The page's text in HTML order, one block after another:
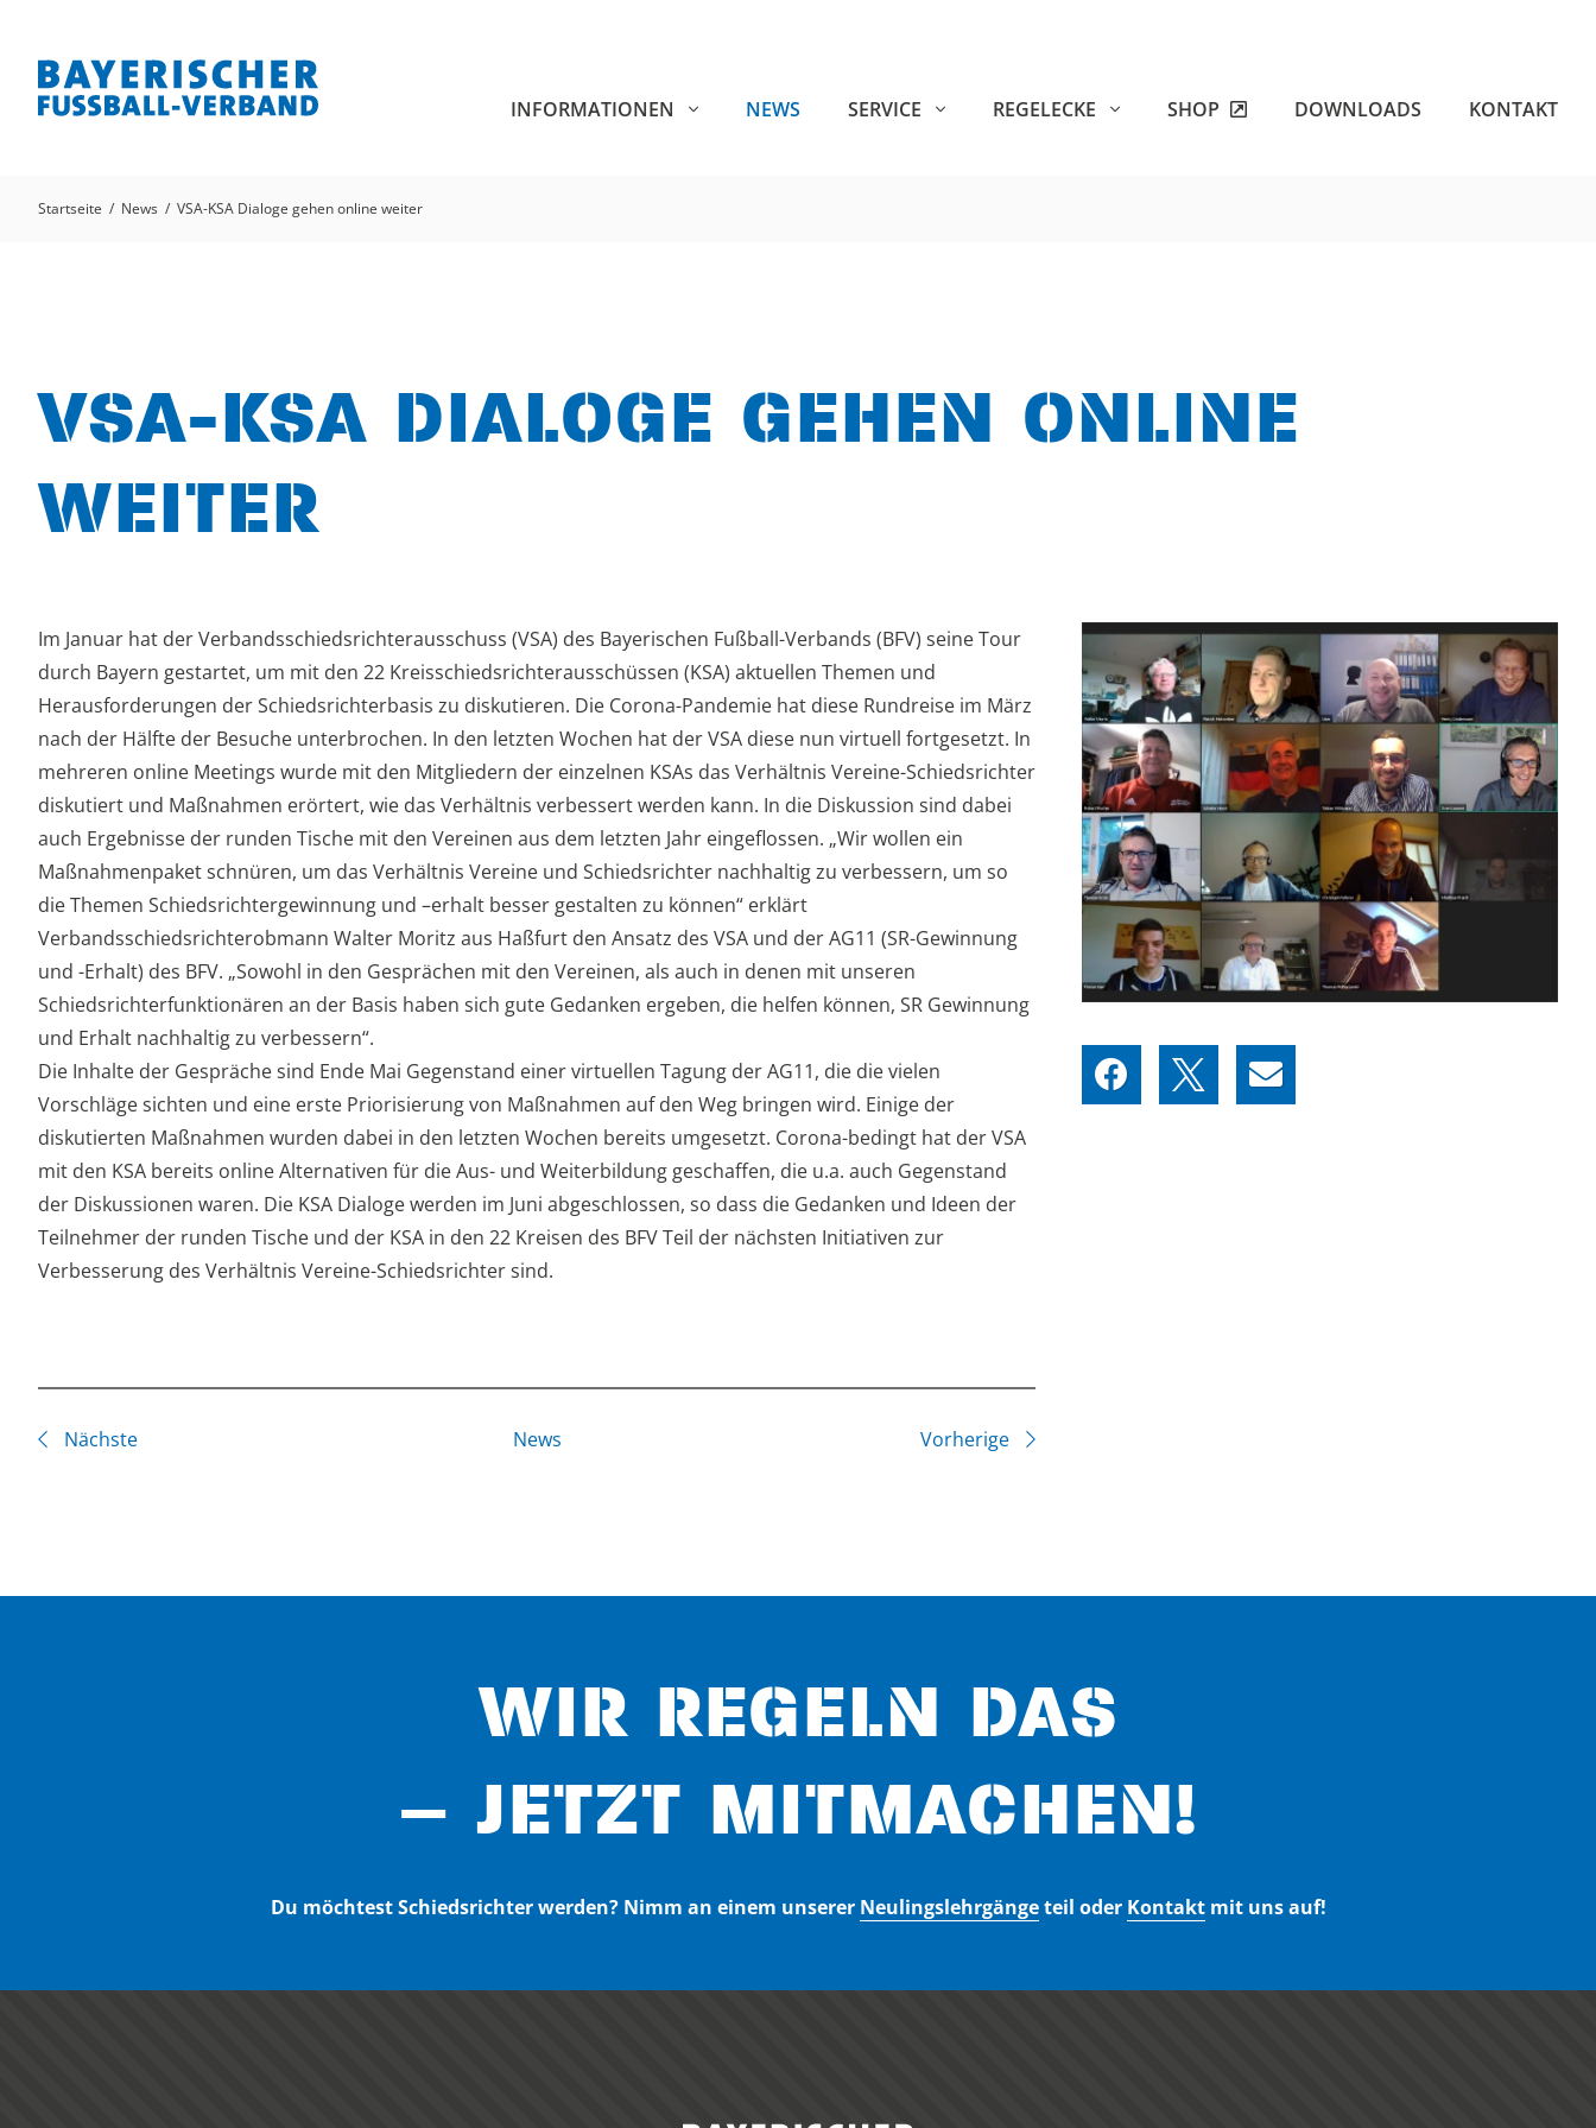
INFORMATIONEN NEWS SERVICE REGELECKE SHOP DOWNLOADS KONTAKT
Startseite News VSA-KSA Dialoge gehen online weiter
VSA-KSA DIALOGE GEHEN ONLINE
WEITER
Im Januar hat der Verbandsschiedsrichterausschuss (VSA) des Bayerischen Fußball-Verbands (BFV) seine Tour
durch Bayern gestartet, um mit den 22 Kreisschiedsrichterausschüssen (KSA) aktuellen Themen und
Herausforderungen der Schiedsrichterbasis zu diskutieren. Die Corona-Pandemie hat diese Rundreise im März
nach der Hälfte der Besuche unterbrochen. In den letzten Wochen hat der VSA diese nun virtuell fortgesetzt. In
mehreren online Meetings wurde mit den Mitgliedern der einzelnen KSAs das Verhältnis Vereine-Schiedsrichter
diskutiert und Maßnahmen erörtert, wie das Verhältnis verbessert werden kann. In die Diskussion sind dabei
auch Ergebnisse der runden Tische mit den Vereinen aus dem letzten Jahr eingeflossen. „Wir wollen ein
Maßnahmenpaket schnüren, um das Verhältnis Vereine und Schiedsrichter nachhaltig zu verbessern, um so
die Themen Schiedsrichtergewinnung und –erhalt besser gestalten zu können“ erklärt
Verbandsschiedsrichterobmann Walter Moritz aus Haßfurt den Ansatz des VSA und der AG11 (SR-Gewinnung
und -Erhalt) des BFV. „Sowohl in den Gesprächen mit den Vereinen, als auch in denen mit unseren
Schiedsrichterfunktionären an der Basis haben sich gute Gedanken ergeben, die helfen können, SR Gewinnung
und Erhalt nachhaltig zu verbessern“.
Die Inhalte der Gespräche sind Ende Mai Gegenstand einer virtuellen Tagung der AG11, die die vielen
Vorschläge sichten und eine erste Priorisierung von Maßnahmen auf den Weg bringen wird. Einige der
diskutierten Maßnahmen wurden dabei in den letzten Wochen bereits umgesetzt. Corona-bedingt hat der VSA
mit den KSA bereits online Alternativen für die Aus- und Weiterbildung geschaffen, die u.a. auch Gegenstand
der Diskussionen waren. Die KSA Dialoge werden im Juni abgeschlossen, so dass die Gedanken und Ideen der
Teilnehmer der runden Tische und der KSA in den 22 Kreisen des BFV Teil der nächsten Initiativen zur
Verbesserung des Verhältnis Vereine-Schiedsrichter sind.
Nächste News Vorherige
WIR REGELN DAS
– JETZT MITMACHEN!
Du möchtest Schiedsrichter werden? Nimm an einem unserer Neulingslehrgängeteil oder Kontaktmit uns auf!